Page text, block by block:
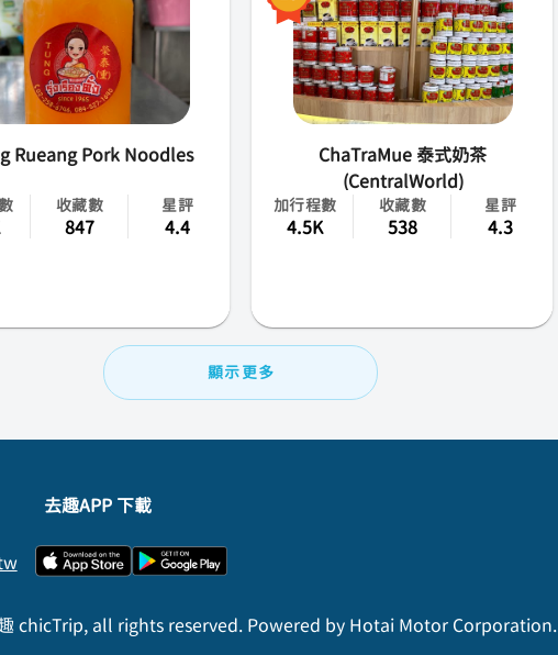
Rueang Pork Noodles
收藏數
847
星評
4.4
ChaTraMue 泰式奶茶
(CentralWorld)
加行程數
4.5K
收藏數
538
星評
4.3
顯示更多
去趣APP 下載
chicTrip, all rights reserved. Powered by Hotai Motor Corporation.